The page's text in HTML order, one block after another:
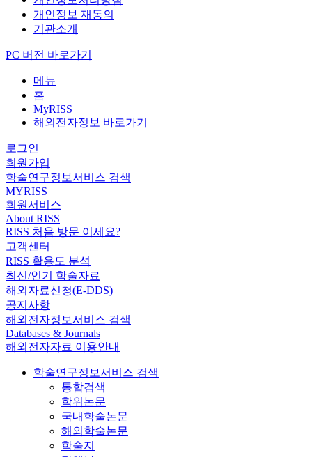
개인정보 재동의
기관소개
PC 버전 바로가기
메뉴
홈
MyRISS
해외전자정보 바로가기
로그인
회원가입
학술연구정보서비스 검색
MYRISS
회원서비스
About RISS
RISS 처음 방문 이세요?
고객센터
RISS 활용도 분석
최신/인기 학술자료
해외자료신청(E-DDS)
공지사항
해외전자정보서비스 검색
Databases & Journals
해외전자자료 이용안내
학술연구정보서비스 검색
통합검색
학위논문
국내학술논문
해외학술논문
학술지